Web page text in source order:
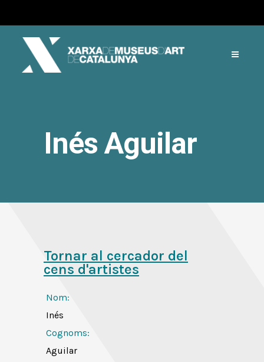
Inés Aguilar
Tornar al cercador del
cens d'artistes
Nom:
Inés
Cognoms:
Aguilar